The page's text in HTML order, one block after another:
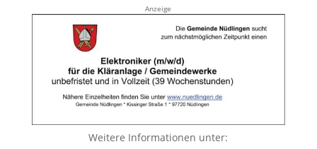
Anzeige
Weitere Informationen unter: